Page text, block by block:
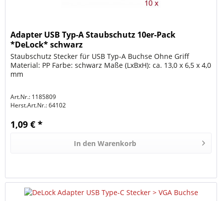
Adapter USB Typ-A Staubschutz 10er-Pack
*DeLock* schwarz
Staubschutz Stecker für USB Typ-A Buchse Ohne Griff
Material: PP Farbe: schwarz Maße (LxBxH): ca. 13,0 x 6,5 x 4,0
mm
Art.Nr.: 1185809
Herst.Art.Nr.:64102
1,09 € *
In den Warenkorb